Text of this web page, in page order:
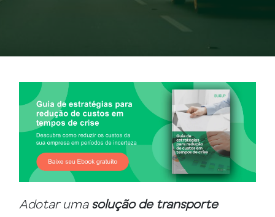
Adotar uma solução de transporte